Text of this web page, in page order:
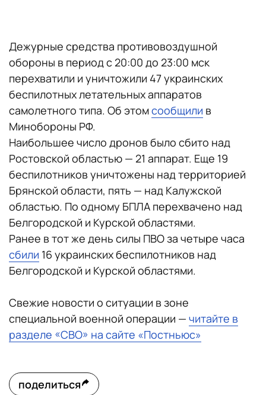
Дежурные средства противовоздушной
обороны в период с 20:00 до 23:00 мск
перехватили и уничтожили 47 украинских
беспилотных летательных аппаратов
самолетного типа. Об этомсообщили в
Минобороны РФ.
Наибольшее число дронов было сбито над
Ростовской областью — 21 аппарат. Еще 19
беспилотников уничтожены над территорией
Брянской области, пять — над Калужской
областью. По одному БПЛА перехвачено над
Белгородской и Курской областями.
Ранее в тот же день силы ПВО за четыре часа
сбили 16 украинских беспилотников над
Белгородской и Курской областями.
Свежие новости о ситуации в зоне
специальной военной операции — читайте в
разделе «СВО» на сайте «Постньюс»
поделиться